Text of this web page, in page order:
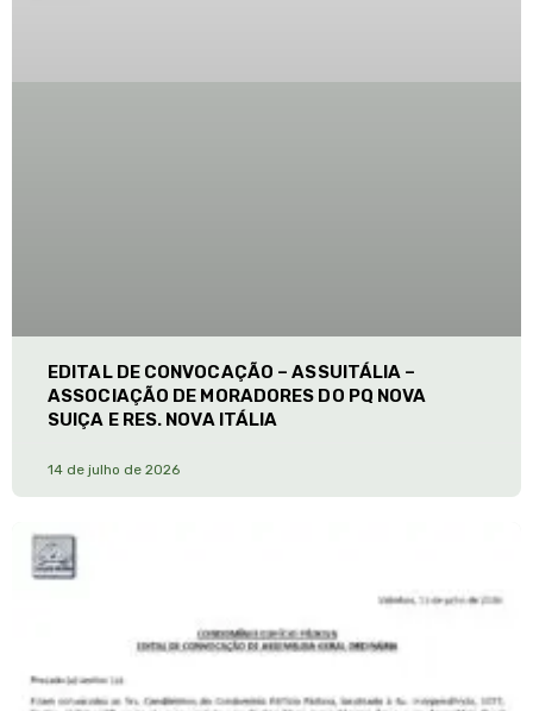
EDITAL DE CONVOCAÇÃO – ASSUITÁLIA –
ASSOCIAÇÃO DE MORADORES DO PQ NOVA
SUIÇA E RES. NOVA ITÁLIA
14 de julho de 2026